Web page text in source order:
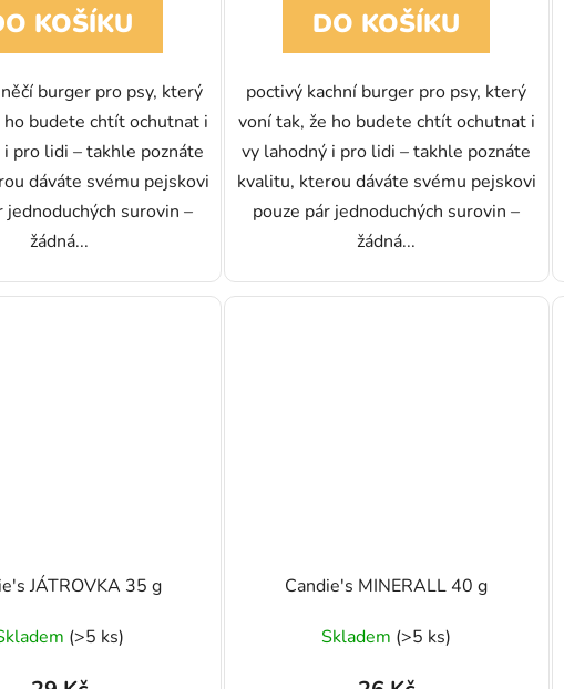
KOŠÍKU
burger pro psy, který
ho budete chtít ochutnat i
pro lidi – takhle poznáte
dáváte svému pejskovi
jednoduchých surovin –
žádná...
DO KOŠÍKU
poctivý kachní burger pro psy, který
voní tak, že ho budete chtít ochutnat i
vy lahodný i pro lidi – takhle poznáte
kvalitu, kterou dáváte svému pejskovi
pouze pár jednoduchých surovin –
žádná...
JÁTROVKA 35 g
(>5 ks)
Candie's MINERALL 40 g
Skladem (>5 ks)